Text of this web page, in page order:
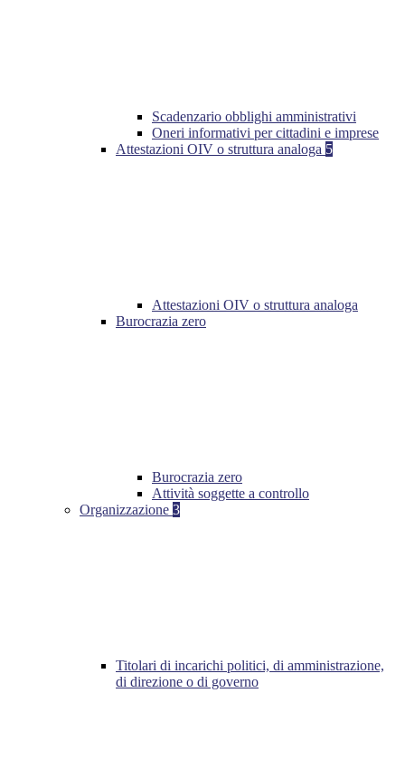
Scadenzario obblighi amministrativi
Oneri informativi per cittadini e imprese
Attestazioni OIV o struttura analoga 5
Attestazioni OIV o struttura analoga
Burocrazia zero
Burocrazia zero
Attività soggette a controllo
Organizzazione 3
Titolari di incarichi politici, di amministrazione,
di direzione o di governo